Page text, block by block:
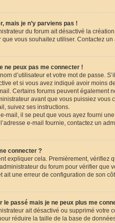
mais je n’y parviens pas !
du forum ait désactivé la
que vous souhaitez utiliser. Contactez
ne peux pas me connecter !
d’utilisateur et votre mot de passe.
et si vous avez indiqué avoir moins
Certains forums peuvent également
avant que vous puissiez vous
suivez ses instructions.
mail, il se peut que vous ayez fourni
e-mail fournie, contactez un
connecter ?
expliquer cela. Premièrement, vérifiez
du forum pour vérifier que
ait une erreur de configuration de son
le passé mais je ne peux plus me
ait désactivé ou supprimé votre
réduire la taille de la base de